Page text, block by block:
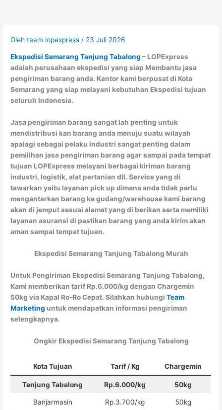
Olehteam lopexpress / 23 Juli 2026
Ekspedisi Semarang Tanjung Tabalong – LOPExpress
adalah perusahaan ekspedisi yang siap Membantu jasa
pengiriman barang anda. Kantor kami berpusat di Kota
Semarang yang siap melayani kebutuhan Ekspedisi tujuan
seluruh Indonesia.
Jasa pengiriman barang sangat lah penting untuk
mendistribusi kan barang anda menuju suatu wilayah
apalagi sebagai pelaku industri sangat penting dalam
pemilihan jasa pengiriman barang agar sampai pada tempat
tujuan LOPExpress melayani berbagai kiriman barang
industri, logistik, alat pertanian dll. Service yang di
tawarkan yaitu layanan pick up dimana anda tidak perlu
mengantarkan barang ke gudang/warehouse kami barang
akan di jemput sesuai alamat yang di berikan serta memiliki
layanan asuransi di pastikan barang yang anda kirim akan
aman sampai tempat tujuan.
Ekspedisi Semarang Tanjung Tabalong Murah
Untuk Pengiriman Ekspedisi Semarang Tanjung Tabalong,
Kami memberikan tarif Rp.6.000/kg dengan Chargemin
50kg via Kapal Ro-Ro Cepat. Silahkan hubungiTeam
Marketing untuk mendapatkan informasi pengiriman
selengkapnya.
Ongkir Ekspedisi Semarang Tanjung Tabalong
Kota Tujuan Tarif / Kg Chargemin
Tanjung Tabalong Rp.6.000/kg 50kg
Banjarmasin Rp.3.700/kg 50kg